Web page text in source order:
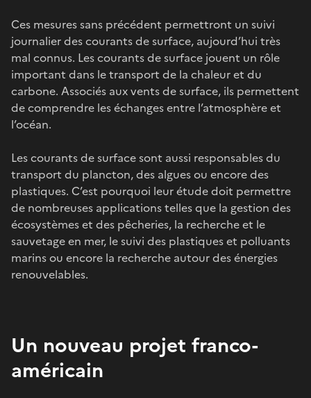
Ces mesures sans précédent permettront un suivi
journalier des courants de surface, aujourd’hui très
mal connus. Les courants de surface jouent un rôle
important dans le transport de la chaleur et du
carbone. Associés aux vents de surface, ils permettent
de comprendre les échanges entre l’atmosphère et
l’océan.
Les courants de surface sont aussi responsables du
transport du plancton, des algues ou encore des
plastiques. C’est pourquoi leur étude doit permettre
de nombreuses applications telles que la gestion des
écosystèmes et des pêcheries, la recherche et le
sauvetage en mer, le suivi des plastiques et polluants
marins ou encore la recherche autour des énergies
renouvelables.
Un nouveau projet franco-
américain